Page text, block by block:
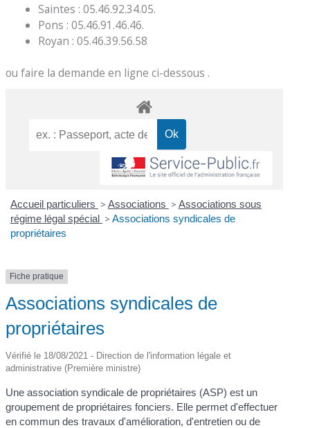
Saintes : 05.46.92.34.05.
Pons : 05.46.91.46.46.
Royan : 05.46.39.56.58
ou faire la demande en ligne ci-dessous .
Accueil particuliers > Associations > Associations sous
régime légal spécial > Associations syndicales de
propriétaires
Fiche pratique
Associations syndicales de
propriétaires
Vérifié le 18/08/2021 - Direction de l'information légale et
administrative (Première ministre)
Une association syndicale de propriétaires (ASP) est un
groupement de propriétaires fonciers. Elle permet d'effectuer
en commun des travaux d'amélioration, d'entretien ou de